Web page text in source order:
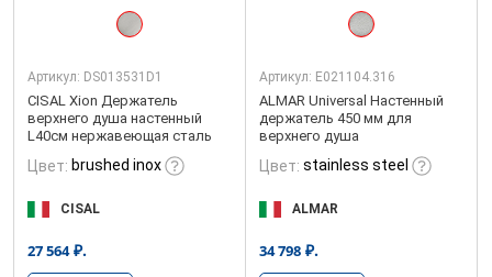
Артикул: DS013531D1
CISAL Xion Держатель
верхнего душа настенный
L40см нержавеющая сталь
Цвет: brushed inox
CISAL
27 564₽.
Артикул: E021104.316
ALMAR Universal Настенный
держатель 450 мм для
верхнего душа
Цвет: stainless steel
ALMAR
34 798 ₽.